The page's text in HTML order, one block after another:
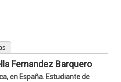
Fernandez Barquero
en España. Estudiante de